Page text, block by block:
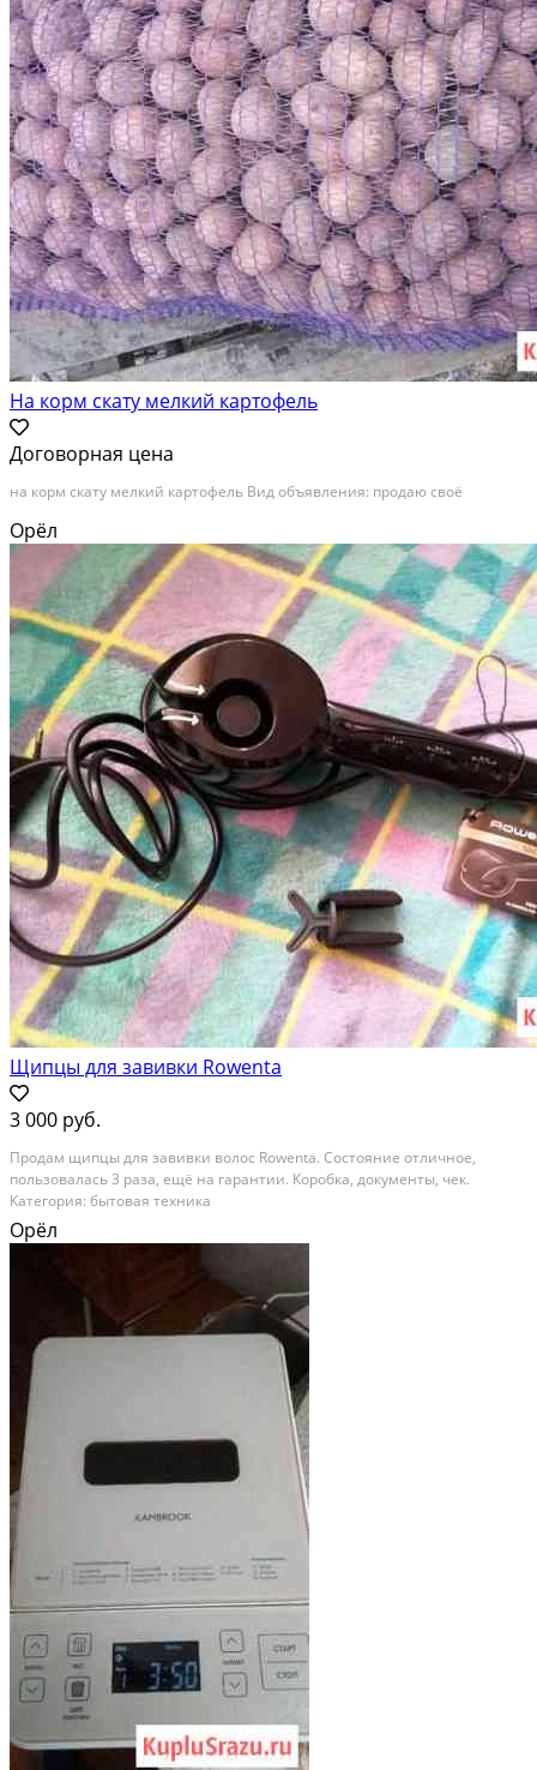
На корм скату мелкий картофель
Договорная цена
на корм скату мелкий картофель Вид объявления: продаю своё
Орёл
Щипцы для завивки Rowenta
3 000 руб.
Продам щипцы для завивки волос Rowenta. Состояние отличное,
пользовалась 3 раза, ещё на гарантии. Коробка, документы, чек.
Категория: бытовая техника
Орёл